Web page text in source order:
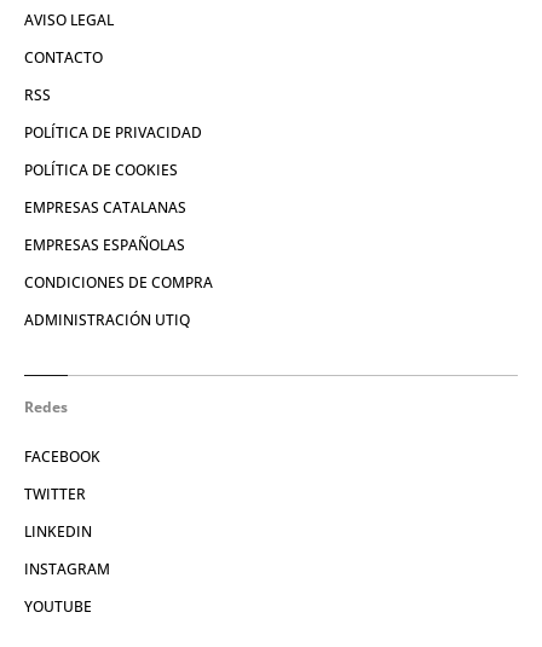
AVISO LEGAL
CONTACTO
RSS
POLÍTICA DE PRIVACIDAD
POLÍTICA DE COOKIES
EMPRESAS CATALANAS
EMPRESAS ESPAÑOLAS
CONDICIONES DE COMPRA
ADMINISTRACIÓN UTIQ
Redes
FACEBOOK
TWITTER
LINKEDIN
INSTAGRAM
YOUTUBE